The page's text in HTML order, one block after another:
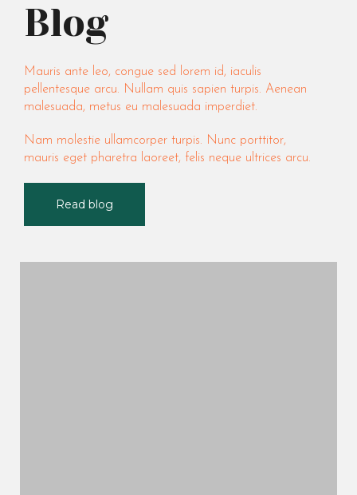
Blog
Mauris ante leo, congue sed lorem id, iaculis
pellentesque arcu. Nullam quis sapien turpis. Aenean
malesuada, metus eu malesuada imperdiet.
Nam molestie ullamcorper turpis. Nunc porttitor,
mauris eget pharetra laoreet, felis neque ultrices arcu.
Read blog